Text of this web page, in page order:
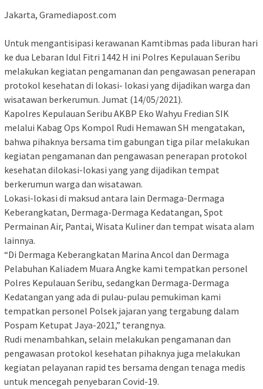
Jakarta, Gramediapost.com
Untuk mengantisipasi kerawanan Kamtibmas pada liburan hari
ke dua Lebaran Idul Fitri 1442 H ini Polres Kepulauan Seribu
melakukan kegiatan pengamanan dan pengawasan penerapan
protokol kesehatan di lokasi- lokasi yang dijadikan warga dan
wisatawan berkerumun. Jumat (14/05/2021).
Kapolres Kepulauan Seribu AKBP Eko Wahyu Fredian SIK
melalui Kabag Ops Kompol Rudi Hemawan SH mengatakan,
bahwa pihaknya bersama tim gabungan tiga pilar melakukan
kegiatan pengamanan dan pengawasan penerapan protokol
kesehatan dilokasi-lokasi yang yang dijadikan tempat
berkerumun warga dan wisatawan.
Lokasi-lokasi di maksud antara lain Dermaga-Dermaga
Keberangkatan, Dermaga-Dermaga Kedatangan, Spot
Permainan Air, Pantai, Wisata Kuliner dan tempat wisata alam
lainnya.
“Di Dermaga Keberangkatan Marina Ancol dan Dermaga
Pelabuhan Kaliadem Muara Angke kami tempatkan personel
Polres Kepulauan Seribu, sedangkan Dermaga-Dermaga
Kedatangan yang ada di pulau-pulau pemukiman kami
tempatkan personel Polsek jajaran yang tergabung dalam
Pospam Ketupat Jaya-2021,” terangnya.
Rudi menambahkan, selain melakukan pengamanan dan
pengawasan protokol kesehatan pihaknya juga melakukan
kegiatan pelayanan rapid tes bersama dengan tenaga medis
untuk mencegah penyebaran Covid-19.